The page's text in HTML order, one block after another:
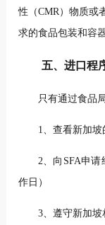
性（CMR）物质或
求的食品包装和容
五、进口程
只有通过食品
1、查看新加坡
2、向SFA申
作日）
3、遵守新加坡